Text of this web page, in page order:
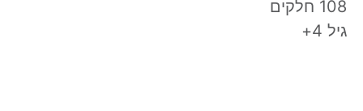
108 חלקים
גיל 4+